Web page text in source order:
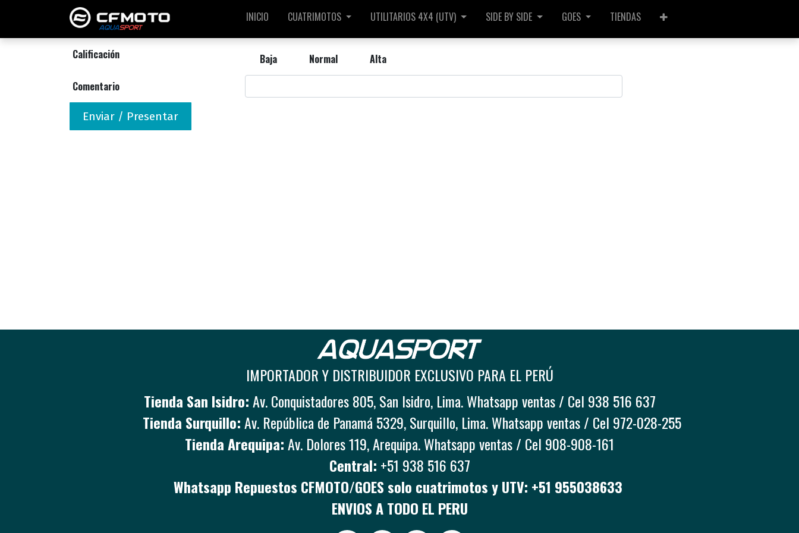
INICIO CUATRIMOTOS UTILITARIOS 4X4 (UTV) SIDE BY SIDE GOES TIENDAS
Calificación Baja Normal
Alta
Comentario
Enviar / Presentar
IMPORTADOR Y DISTRIBUIDOR EXCLUSIVO PARA EL PERÚ
Tienda San Isidro:Av. Conquistadores 805, San Isidro, Lima. Whatsapp ventas / Cel 938 516 637
Tienda Surquillo:Av. República de Panamá 5329, Surquillo, Lima. Whatsapp ventas / Cel 972-028-255
Tienda Arequipa:Av. Dolores 119, Arequipa. Whatsapp ventas / Cel 908-908-161
Central: +51 938 516 637
Whatsapp Repuestos CFMOTO/GOES solo cuatrimotos y UTV: +51 955038633
ENVIOS A TODO EL PERU